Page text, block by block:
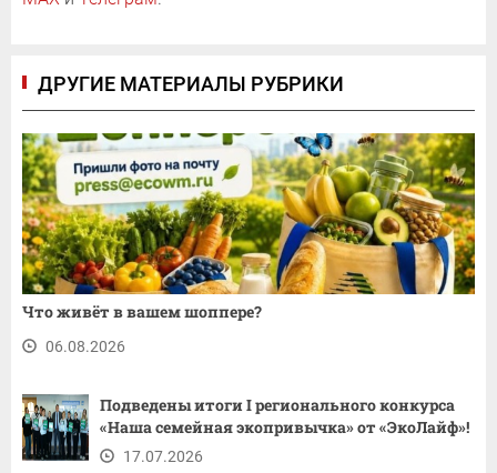
ДРУГИЕ МАТЕРИАЛЫ РУБРИКИ
Что живёт в вашем шоппере?
06.08.2026
Подведены итоги I регионального конкурса
«Наша семейная экопривычка» от «ЭкоЛайф»!
17.07.2026